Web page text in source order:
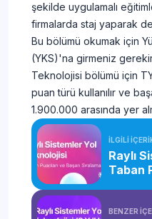
şekilde uygulamalı
firmalarda staj yaparak
Bu bölümü okumak için
(YKS)'na girmeniz
Teknolojisi bölümü için
puan türü kullanılır ve
1.900.000 arasında yer
İLGİLİ
Raylı
Taban
BENZER